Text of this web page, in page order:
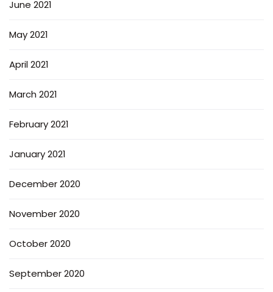
June 2021
May 2021
April 2021
March 2021
February 2021
January 2021
December 2020
November 2020
October 2020
September 2020